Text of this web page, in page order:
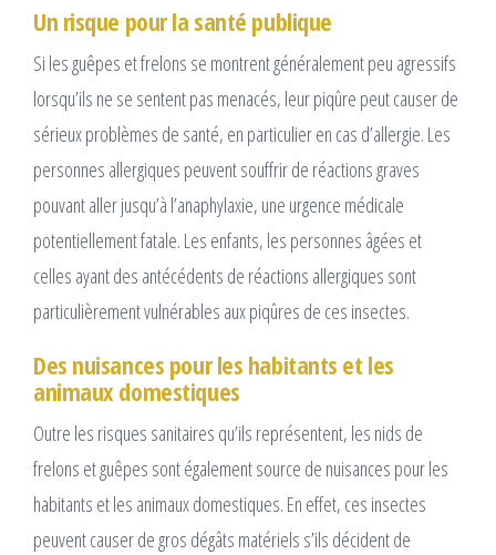
Un risque pour la santé publique
Si les guêpes et frelons se montrent généralement peu agressifs
lorsqu’ils ne se sentent pas menacés, leur piqûre peut causer de
sérieux problèmes de santé, en particulier en cas d’allergie. Les
personnes allergiques peuvent souffrir de réactions graves
pouvant aller jusqu’à l’anaphylaxie, une urgence médicale
potentiellement fatale. Les enfants, les personnes âgées et
celles ayant des antécédents de réactions allergiques sont
particulièrement vulnérables aux piqûres de ces insectes.
Des nuisances pour les habitants et les
animaux domestiques
Outre les risques sanitaires qu’ils représentent, les nids de
frelons et guêpes sont également source de nuisances pour les
habitants et les animaux domestiques. En effet, ces insectes
peuvent causer de gros dégâts matériels s’ils décident de